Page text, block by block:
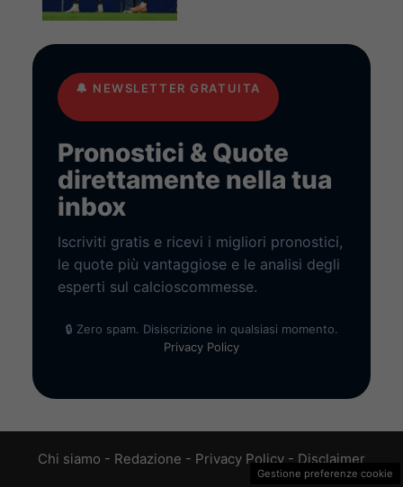
🔔 NEWSLETTER GRATUITA
Pronostici & Quote
direttamente nella tua
inbox
Iscriviti gratis e ricevi i migliori pronostici,
le quote più vantaggiose e le analisi degli
esperti sul calcioscommesse.
🔒 Zero spam. Disiscrizione in qualsiasi momento.
Privacy Policy
Chi siamo - Redazione - Privacy Policy - Disclaimer
Gestione preferenze cookie